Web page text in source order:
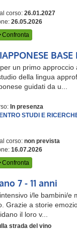
corso: 26.01.2027
26.05.2026
Confronta
BASE
un primo approccio
della lingua
guidati da u...
In presenza
STUDI E
corso: non prevista
16.07.2026
Confronta
7 - 11 anni
i/le bambini/e
Grazie a storie
il loro v...
strada del vino